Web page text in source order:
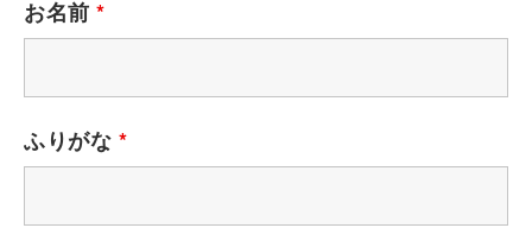
お名前 *
ふりがな *